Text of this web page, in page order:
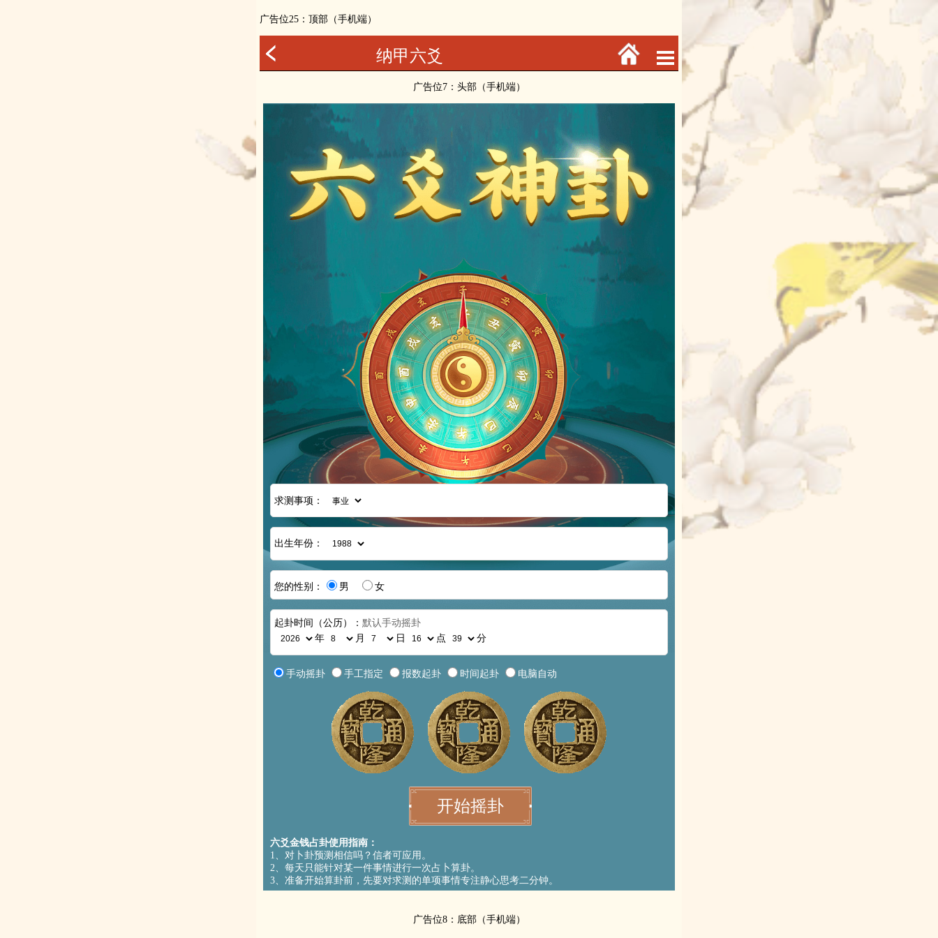
广告位25：顶部（手机端）
纳甲六爻
广告位7：头部（手机端）
求测事项：
出生年份：
您的性别： 男 女
起卦时间（公历）： 默认手动摇卦
年
月 日 点 分
手动摇卦 手工指定 报数起卦 时间起卦 电脑自动
六爻金钱占卦使用指南：
1、对卜卦预测相信吗？信者可应用。
2、每天只能针对某一件事情进行一次占卜算卦。
3、准备开始算卦前，先要对求测的单项事情专注静心思考二分钟。
广告位8：底部（手机端）